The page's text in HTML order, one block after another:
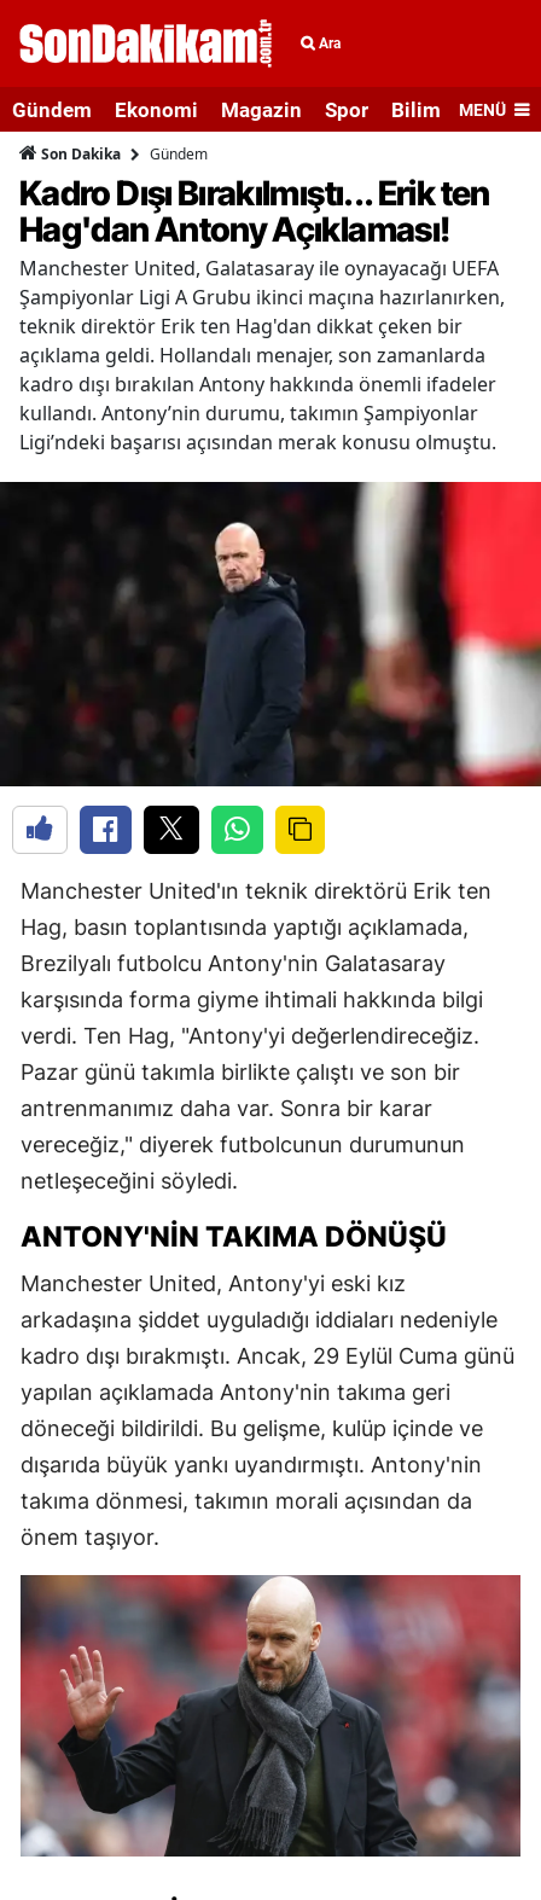
Ara
Gündem Ekonomi Magazin Spor Bilim veMENÜ
Son Dakika Gündem
Kadro Dışı Bırakılmıştı... Erik ten
Hag'dan Antony Açıklaması!
Manchester United, Galatasaray ile oynayacağı UEFA
Şampiyonlar Ligi A Grubu ikinci maçına hazırlanırken,
teknik direktör Erik ten Hag'dan dikkat çeken bir
açıklama geldi. Hollandalı menajer, son zamanlarda
kadro dışı bırakılan Antony hakkında önemli ifadeler
kullandı. Antony’nin durumu, takımın Şampiyonlar
Ligi’ndeki başarısı açısından merak konusu olmuştu.
Manchester United'ın teknik direktörü Erik ten
Hag, basın toplantısında yaptığı açıklamada,
Brezilyalı futbolcu Antony'nin Galatasaray
karşısında forma giyme ihtimali hakkında bilgi
verdi. Ten Hag, "Antony'yi değerlendireceğiz.
Pazar günü takımla birlikte çalıştı ve son bir
antrenmanımız daha var. Sonra bir karar
vereceğiz," diyerek futbolcunun durumunun
netleşeceğini söyledi.
ANTONY'NIN TAKIMA DÖNÜŞÜ
Manchester United, Antony'yi eski kız
arkadaşına şiddet uyguladığı iddiaları nedeniyle
kadro dışı bırakmıştı. Ancak, 29 Eylül Cuma günü
yapılan açıklamada Antony'nin takıma geri
döneceği bildirildi. Bu gelişme, kulüp içinde ve
dışarıda büyük yankı uyandırmıştı. Antony'nin
takıma dönmesi, takımın morali açısından da
önem taşıyor.